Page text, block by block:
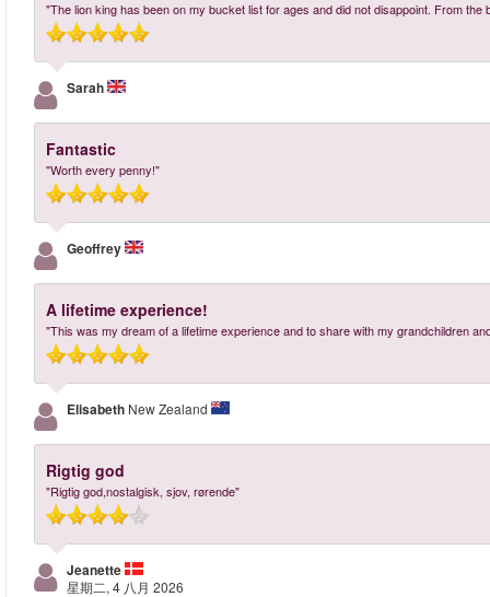
"The lion king has been on my bucket list for ages and did not disappoint. From
Sarah
Fantastic
"Worth every penny!"
Geoffrey
A lifetime experience!
"This was my dream of a lifetime experience and to share with my grandchildren
Elisabeth New Zealand
Rigtig god
"Rigtig god,nostalgisk, sjov, rørende"
Jeanette
星期二, 4 八月 2026